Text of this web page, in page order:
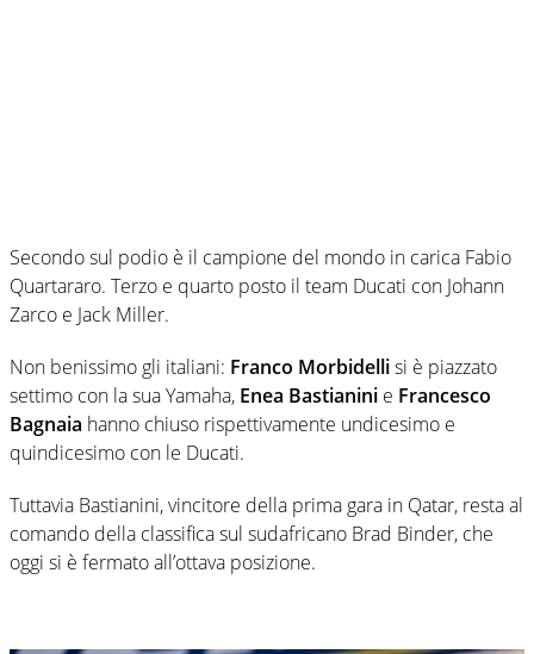
Secondo sul podio è il campione del mondo in carica Fabio
Quartararo. Terzo e quarto posto il team Ducati con Johann
Zarco e Jack Miller.
Non benissimo gli italiani: Franco Morbidellisi è piazzato
settimo con la sua Yamaha, Enea Bastianini e Francesco
Bagnaia hanno chiuso rispettivamente undicesimo e
quindicesimo con le Ducati.
Tuttavia Bastianini, vincitore della prima gara in Qatar, resta al
comando della classifica sul sudafricano Brad Binder, che
oggi si è fermato all’ottava posizione.